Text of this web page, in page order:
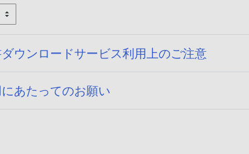
ウンロードサービス利用上のご注意
あたってのお願い